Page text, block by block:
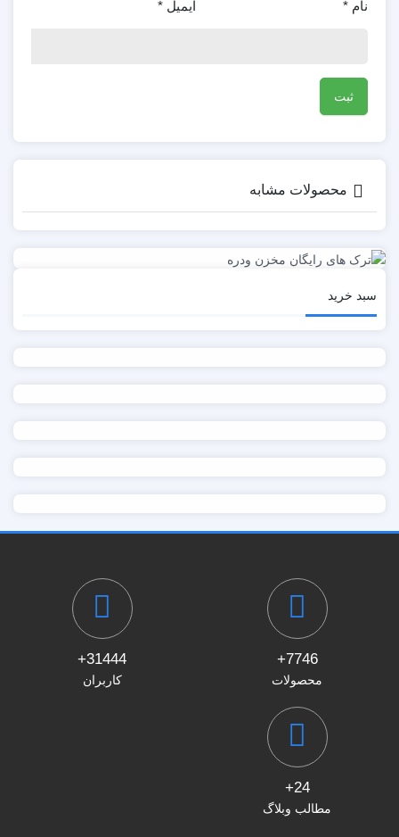
نام * ایمیل *
محصولات مشابه
سبد خرید
7746+
محصولات
31444+
کاربران
24+
مطالب وبلاگ